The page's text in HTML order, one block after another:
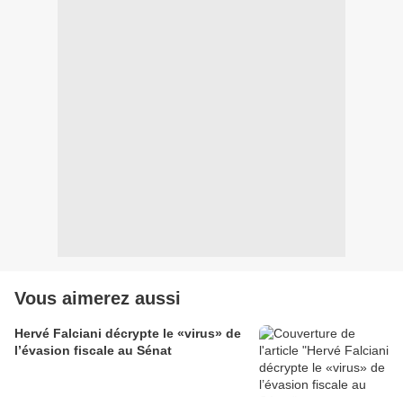
Vous aimerez aussi
Hervé Falciani décrypte le «virus» de
l’évasion fiscale au Sénat